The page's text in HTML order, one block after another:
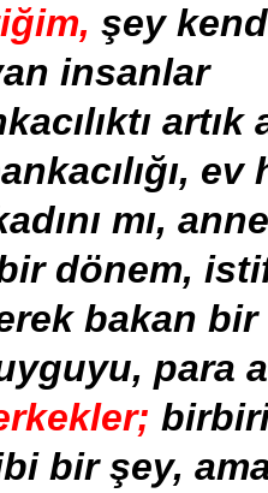
şey
insanlar
mı,
bir dönem,
bakan
para
bir şey,